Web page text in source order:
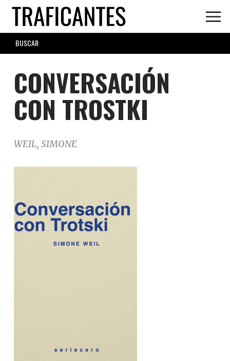
Skip
main
content
SEARCH
FORM
CONVERSACIÓN
CON TROSTKI
WEIL, SIMONE